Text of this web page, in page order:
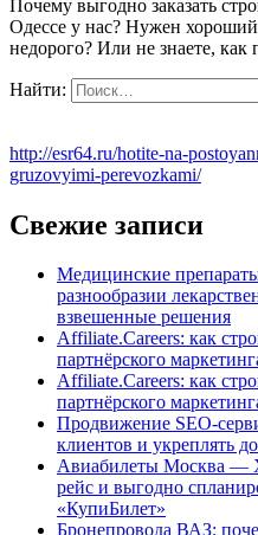
Почему выгодно заказать
Одессе у нас? Нужен
недорого? Или не знаете, как
Найти:
http://esr64.ru/hotite-na-
gruzovyimi-perevozkami/
Свежие записи
Медицинские
разнообразии
взвешенные решения
Affiliate.Careers: как
партнёрского
Affiliate.Careers: как
партнёрского
Продвижение SEO-
клиентов и укреплять
Авиабилеты Москва —
рейс и выгодно
«КупиБилет»
Бронепровода ВАЗ: